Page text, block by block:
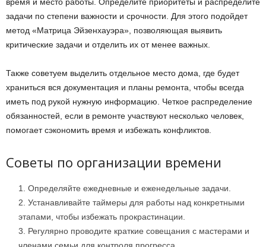
задачи по степени важности и срочности. Для этого подойдет
метод «Матрица Эйзенхауэра», позволяющая выявить
критические задачи и отделить их от менее важных.
Также советуем выделить отдельное место дома, где будет
храниться вся документация и планы ремонта, чтобы всегда
иметь под рукой нужную информацию. Четкое распределение
обязанностей, если в ремонте участвуют несколько человек,
помогает сэкономить время и избежать конфликтов.
Советы по организации времени
Определяйте ежедневные и еженедельные задачи.
Устанавливайте таймеры для работы над конкретными
этапами, чтобы избежать прокрастинации.
Регулярно проводите краткие совещания с мастерами и